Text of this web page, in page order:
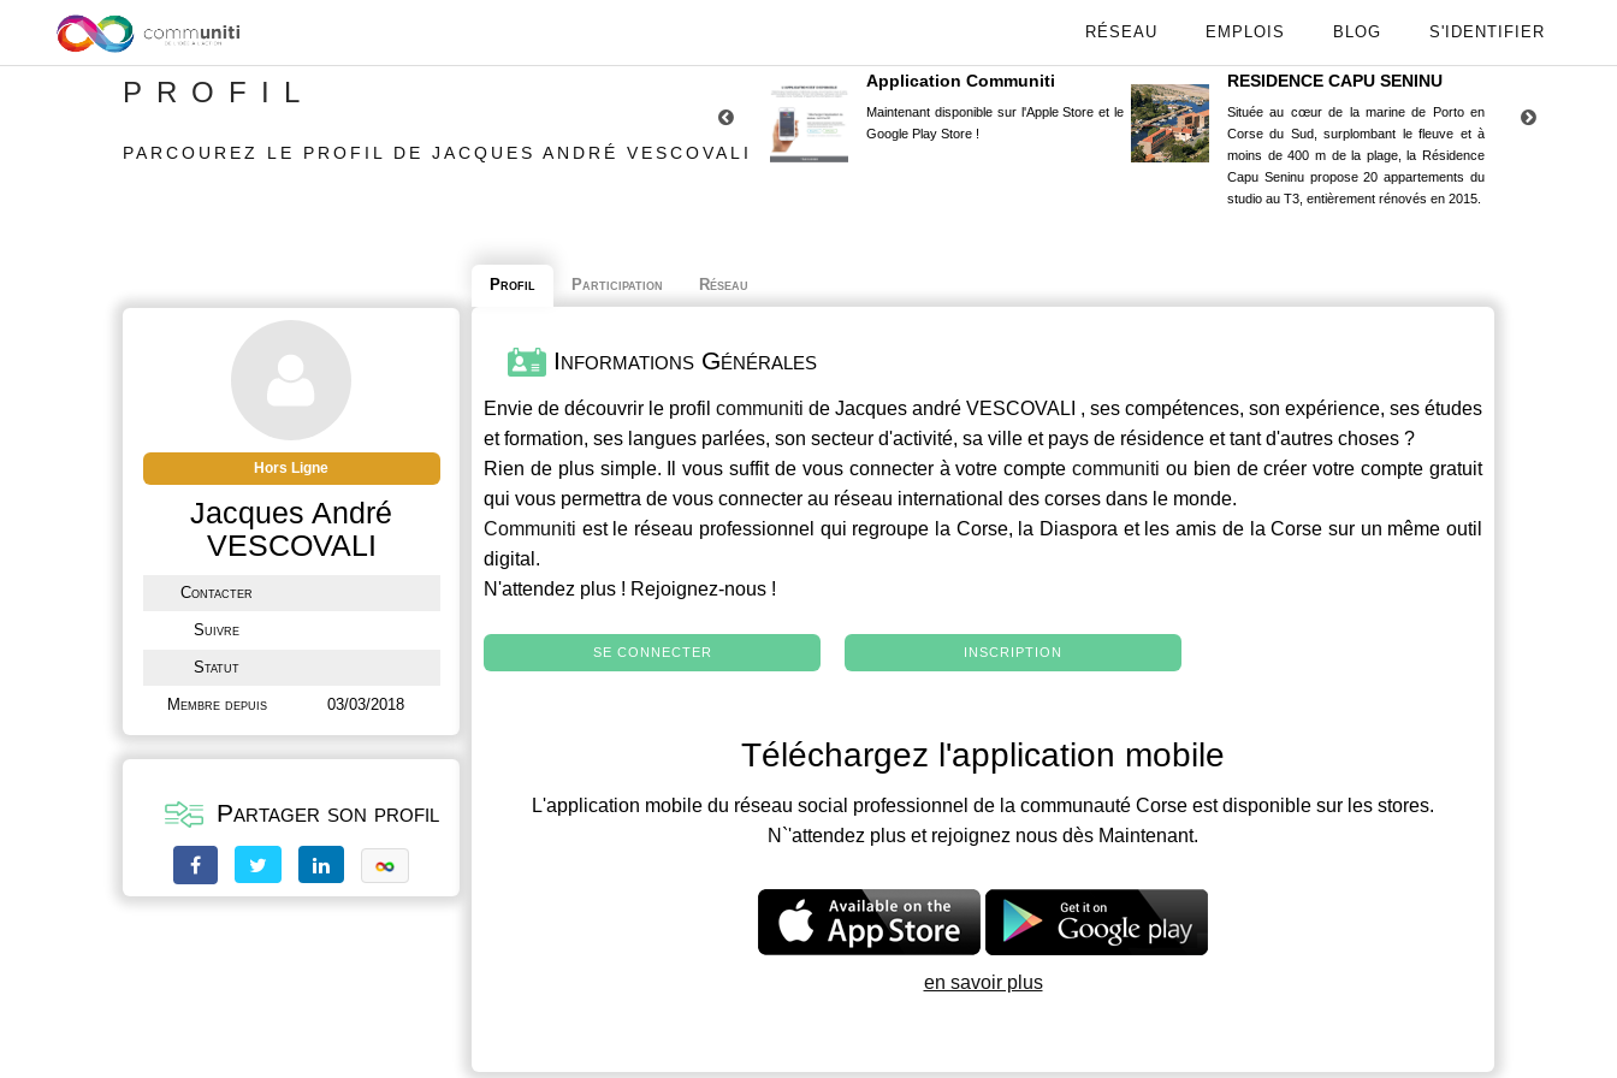
RÉSEAU EMPLOIS BLOG S'IDENTIFIER
PROFIL
PARCOUREZ LE PROFIL DE JACQUES ANDRÉ VESCOVALI
Application Communiti
Maintenant disponible sur l'Apple Store et le
Google Play Store !
RESIDENCE CAPU SENINU
Située au cœur de la marine de Porto en
Corse du Sud, surplombant le fleuve et à
moins de 400 m de la plage, la Résidence
Capu Seninu propose 20 appartements du
studio au T3, entièrement rénovés en 2015.
Hors Ligne
Jacques André
VESCOVALI
Contacter
Suivre
Statut
Membre depuis 03/03/2018
Partager son profil
Profil Participation Réseau
Informations Générales
Envie de découvrir le profil communiti de Jacques andré VESCOVALI , ses compétences, son expérience, ses études
et formation, ses langues parlées, son secteur d'activité, sa ville et pays de résidence et tant d'autres choses ?
Rien de plus simple. Il vous suffit de vous connecter à votre comptecommuniti ou bien de créer votre compte gratuit
qui vous permettra de vous connecter au réseau international des corses dans le monde.
Communiti est le réseau professionnel qui regroupe la Corse, la Diaspora et les amis de la Corse sur un même outil
digital.
N'attendez plus ! Rejoignez-nous !
SE CONNECTER INSCRIPTION
Téléchargez l'application mobile
L'application mobile du réseau social professionnel de la communauté Corse est disponible sur les stores.
N`'attendez plus et rejoignez nous dès Maintenant.
en savoir plus